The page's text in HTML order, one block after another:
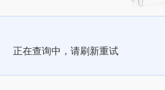
正在查询中，请刷新重试